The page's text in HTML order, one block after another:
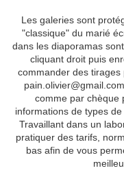
Les galeries sont
"classique" du marié
dans les diaporamas
cliquant droit puis
commander des
comme par chèque
informations de types
Travaillant dans un
pratiquer des tarifs,
bas afin de vous